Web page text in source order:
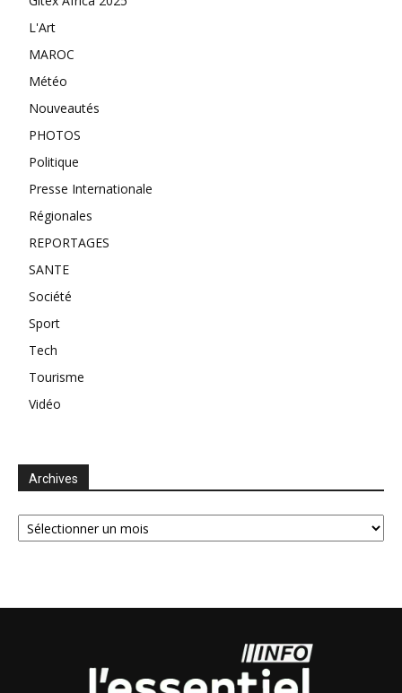
L'Art
MAROC
Météo
Nouveautés
PHOTOS
Politique
Presse Internationale
Régionales
REPORTAGES
SANTE
Société
Sport
Tech
Tourisme
Vidéo
Archives
Archives